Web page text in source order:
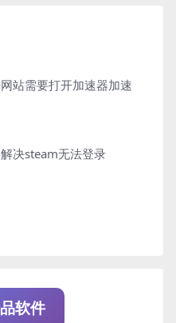
站需要打开加速器加速
解决steam无法登录
软件